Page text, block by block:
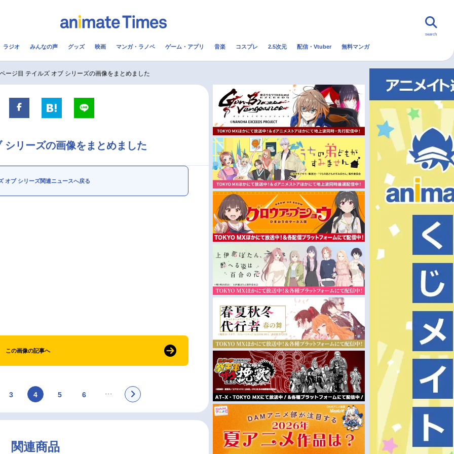
配信・Vtuber トレンド 無料マンガ
実写化映画一覧
男性声優/女性声優一覧
今期アニメ曜日別一覧
夏アニメ
秋アニメ
冬アニメ
search
ラジオ みんなの声 グッズ 映画 マンガ・ラノベ ゲーム・アプリ 音楽 コスプレ 2.5次元 配信・Vtuber 無料マンガ
ージ目 テイルズ オブ シリーズの画像をまとめました
リーズの画像をまとめました
オブ シリーズ関連ニュースへ戻る
この画像の記事へ
3 4 5 6
関連商品